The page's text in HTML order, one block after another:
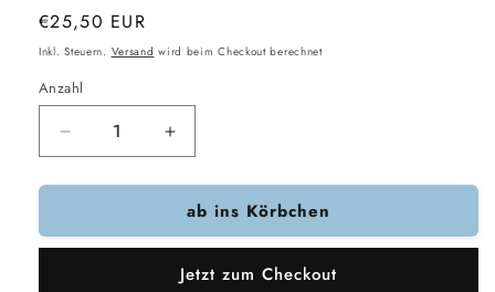
Normaler
Preis
€25,50 EUR
Inkl. Steuern. Versand wird beim Checkout berechnet
Anzahl
Verringere
die
Menge
Dierendrogist
Erhöhe
die
Menge
für
Dierendrogist
Geist
ab ins Körbchen
Jetzt zum Checkout